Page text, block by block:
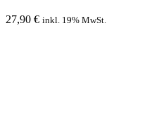
27,90 € inkl. 19% MwSt.